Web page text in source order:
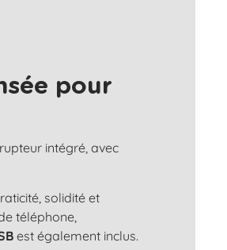
pour
intégré, avec
solidité et
téléphone,
est également inclus.